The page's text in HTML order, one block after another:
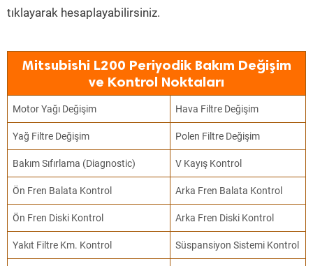
tıklayarak hesaplayabilirsiniz.
Mitsubishi L200 Periyodik Bakım Değişim
ve Kontrol Noktaları
Motor Yağı Değişim Hava Filtre Değişim
Yağ Filtre Değişim Polen Filtre Değişim
Bakım Sıfırlama (Diagnostic) V Kayış Kontrol
Ön Fren Balata Kontrol Arka Fren Balata Kontrol
Ön Fren Diski Kontrol Arka Fren Diski Kontrol
Yakıt Filtre Km. Kontrol Süspansiyon Sistemi Kontrol